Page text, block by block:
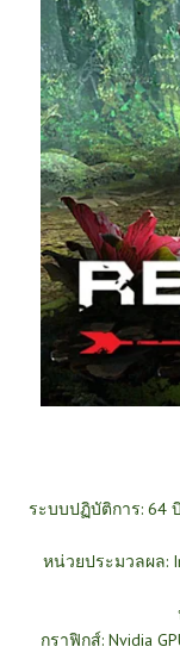
ระบบปฏิบัติการ: 64
หน่วยประมวลผล:
กราฟิกส์: Nvidia